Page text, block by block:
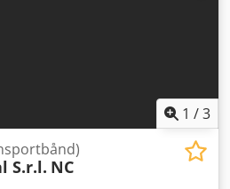
1 /3
S.r.l. NC